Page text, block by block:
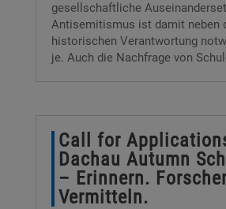
gesellschaftliche
Antisemitismus ist damit neben
historischen Verantwortung
je. Auch die Nachfrage von
Call for
Dachau Autumn
– Erinnern.
Vermitteln.